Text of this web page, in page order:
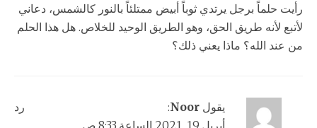
رأيت حلماً برجل يرتدي ثوباً أبيض ممتلئاً بالنور كالشمس، دعاني
لأتبع لأنه طريق الحق، وهو الطريق الوحيد للخلاص. هل هذا الحلم
من عند الله؟ ماذا يعني ذلك؟
يقول Noor
:
أبريل 19, 2021 الساعة 8:33 ص
رد